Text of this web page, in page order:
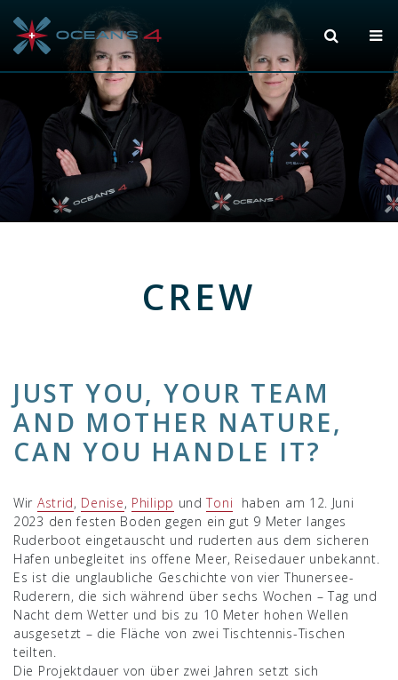
CREW
JUST YOU, YOUR TEAM
AND MOTHER NATURE,
CAN YOU HANDLE IT?
Wir Astrid, Denise, Philipp undToni haben am 12. Juni
2023 den festen Boden gegen ein gut 9 Meter langes
Ruderboot eingetauscht und ruderten aus dem sicheren
Hafen unbegleitet ins offene Meer, Reisedauer unbekannt.
Es ist die unglaubliche Geschichte von vier Thunersee-
Ruderern, die sich während über sechs Wochen – Tag und
Nacht dem Wetter und bis zu 10 Meter hohen Wellen
ausgesetzt – die Fläche von zwei Tischtennis-Tischen
teilten.
Die Projektdauer von über zwei Jahren setzt sich